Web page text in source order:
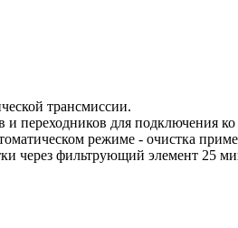
трансмиссии.
переходников для подключения
режиме - очистка
через фильтрующий элемент 25